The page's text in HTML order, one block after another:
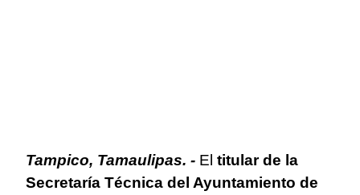
Tampico, Tamaulipas. - El titular de la
Secretaría Técnica del Ayuntamiento de